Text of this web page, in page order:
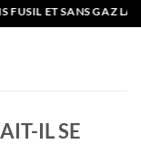
ET SANS GAZ
IL SE